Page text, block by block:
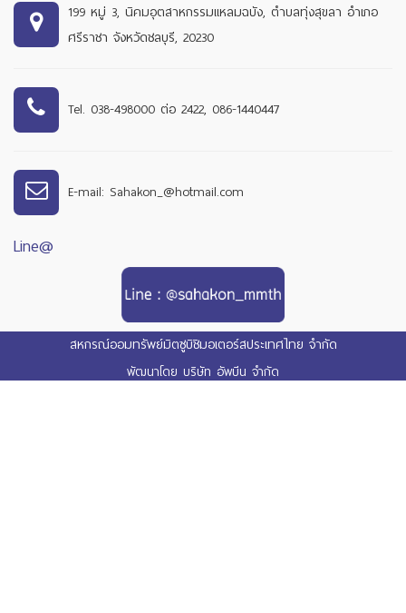
199 หมู่ 3, นิคมอุตสาหกรรมแหลมฉบัง, ตำบลทุ่งสุขลา อำเภอ
ศรีราชา จังหวัดชลบุรี, 20230
Tel. 038-498000 ต่อ 2422, 086-1440447
E-mail: Sahakon_@hotmail.com
Line@
สหกรณ์ออมทรัพย์มิตซูบิชิมอเตอร์สประเทศไทย จำกัด
พัฒนาโดย บริษัท อัพบีน จำกัด